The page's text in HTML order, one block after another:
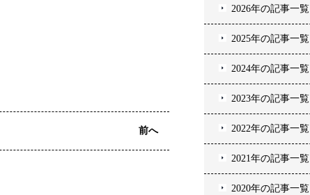
前へ
2026年の記事一覧
2025年の記事一覧
2024年の記事一覧
2023年の記事一覧
2022年の記事一覧
2021年の記事一覧
2020年の記事一覧